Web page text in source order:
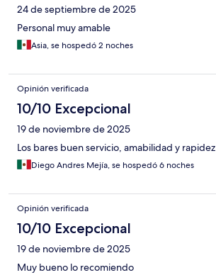
24 de septiembre de 2025
Personal muy amable
Asia, se hospedó 2 noches
Opinión verificada
10/10 Excepcional
19 de noviembre de 2025
Los bares buen servicio, amabilidad y rapidez
Diego Andres Mejía, se hospedó 6 noches
Opinión verificada
10/10 Excepcional
19 de noviembre de 2025
Muy bueno lo recomiendo